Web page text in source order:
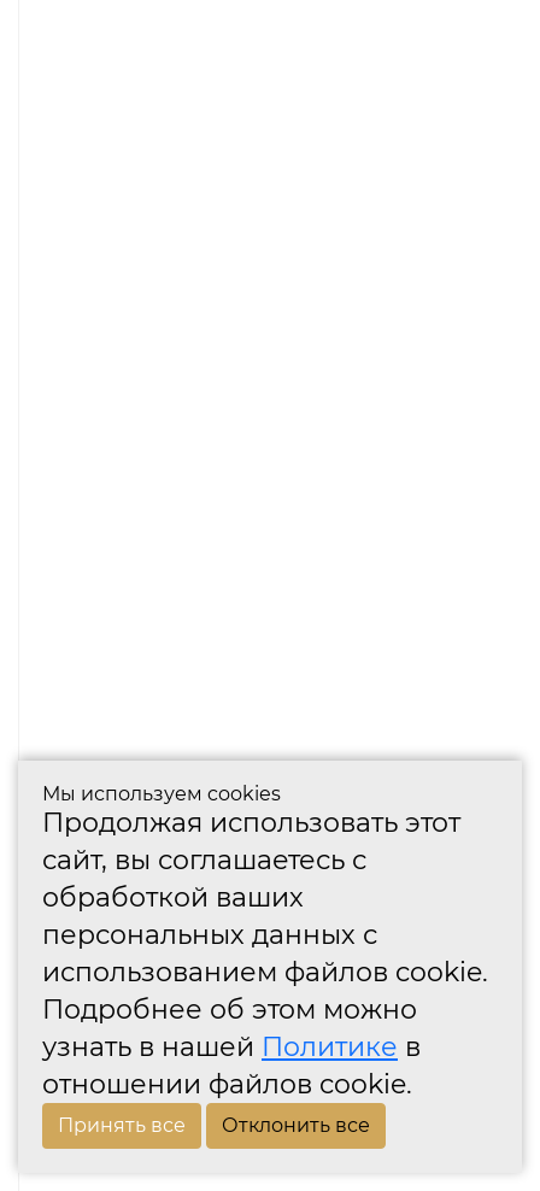
Мы используем cookies
Продолжая использовать этот
сайт, вы соглашаетесь с
обработкой ваших
персональных данных с
использованием файлов cookie.
Подробнее об этом можно
узнать в нашей Политике в
отношении файлов cookie.
Принять все Отклонить все